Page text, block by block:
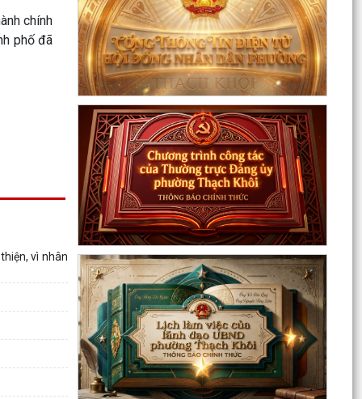
chính
phố đã
vì nhân
Công tác tháng 8/2026 của Ủy ban nhân dân
phường Thạch Khôi
Đồng chí Đặng Xuân Thưởng - Uỷ viên Thành
uỷ, Phó Trưởng ban thường trực Ban Nội chính
Thành uỷ dự...
Nuôi con bằng sữa mẹ cho một “Khởi đầu bền
vững - Phát huy những thực hành tốt sẵn có”
Về việc thay đổi địa danh trên bảng hiệu tại các
Nhà Văn hoá và tăng cường công tác quản lý
hoạt...
Phường Thạch Khôi tổ chức lấy mẫu sinh phẩm
hài cốt liệt sĩ chưa xác định được thông tin để
giám...
Hội nghị công bố quyết định công tác cán bộ
Chương trình Công tác tuần của Chủ tịch, các
Phó Chủ tịch UBND phường (Từ 03/8/2026 đến
09/8/2026)